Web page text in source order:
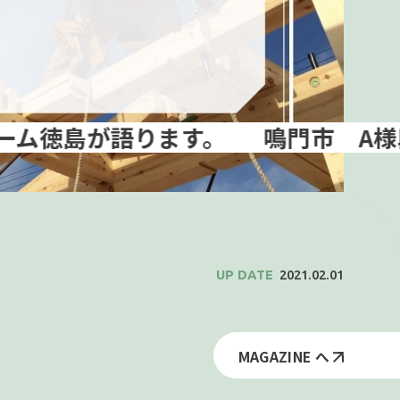
鳴門市 A様邸 上棟
2021.02.01
MAGAZINE へ